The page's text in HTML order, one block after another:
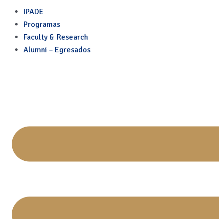
Dirección estratégica de
IPADE
Programas
Faculty & Research
Alumni – Egresados